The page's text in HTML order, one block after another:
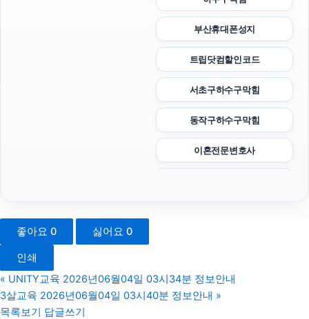
부산휴대폰성지
트립닷컴할인코드
서초구하수구막힘
동작구하수구막힘
이혼전문변호사
대전이혼전문변호사
좋아요 0 싫어요 0
인쇄
« UNITY교육 2026년06월04일 03시34분 정보안내
3살교육 2026년06월04일 03시40분 정보안내 »
목록보기 답글쓰기